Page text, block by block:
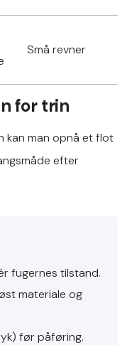
Små revner
for trin
kan man opnå et flot
efter
fugernes tilstand.
materiale og
før påføring.